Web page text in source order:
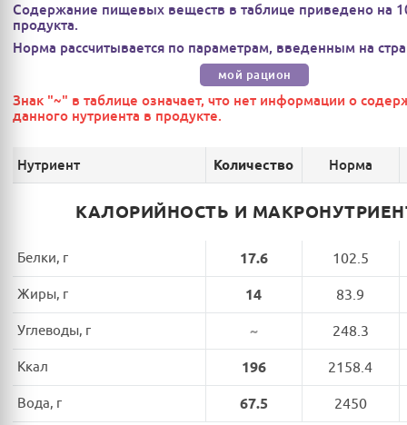
Содержание пищевых веществ в таблице приведено на
продукта.
Норма рассчитывается по параметрам, введенным на
мой рацион
Знак "~" в таблице означает, что нет информации о
данного нутриента в продукте.
Нутриент Количество Норма
КАЛОРИЙНОСТЬ И
Белки, г 17.6 102.5
Жиры, г 14 83.9
Углеводы, г ~ 248.3
Ккал 196 2158.4
Вода, г 67.5 2450